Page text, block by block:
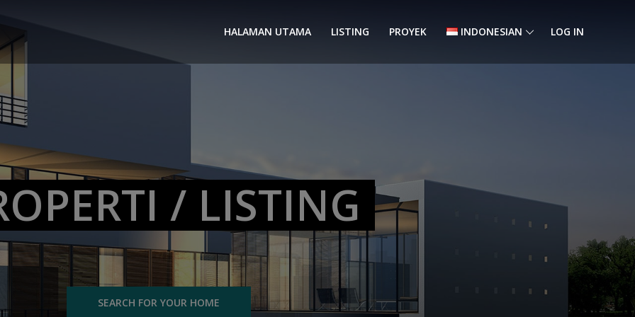
HALAMAN UTAMA LISTING PROYEK INDONESIAN LOG IN
/ LISTING
SEARCH FOR YOUR HOME